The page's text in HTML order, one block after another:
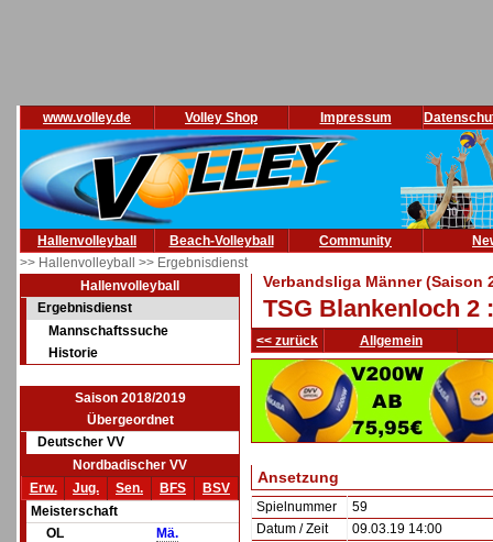
www.volley.de Volley Shop Impressum
Hallenvolleyball Beach-Volleyball Community
>> Hallenvolleyball >> Ergebnisdienst
Hallenvolleyball
Ergebnisdienst
Mannschaftssuche
Historie
Saison 2018/2019
Übergeordnet
Deutscher VV
Nordbadischer VV
Erw.
Jug. Sen. BFS
BSV
Meisterschaft
OL
Mä.
Verbandsliga Männer (Saison
TSG Blankenloch 2
<< zurück Allgemein
Ansetzung
Spielnummer
59
Datum / Zeit
09.03.19 14:00